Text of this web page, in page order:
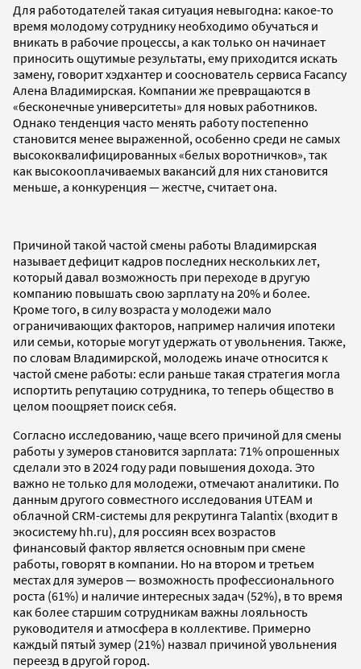
Для работодателей такая ситуация невыгодна: какое-то
время молодому сотруднику необходимо обучаться и
вникать в рабочие процессы, а как только он начинает
приносить ощутимые результаты, ему приходится искать
замену, говорит хэдхантер и сооснователь сервиса Facancy
Алена Владимирская. Компании же превращаются в
«бесконечные университеты» для новых работников.
Однако тенденция часто менять работу постепенно
становится менее выраженной, особенно среди не самых
высококвалифицированных «белых воротничков», так
как высокооплачиваемых вакансий для них становится
меньше, а конкуренция — жестче, считает она.
Причиной такой частой смены работы Владимирская
называет дефицит кадров последних нескольких лет,
который давал возможность при переходе в другую
компанию повышать свою зарплату на 20% и более.
Кроме того, в силу возраста у молодежи мало
ограничивающих факторов, например наличия ипотеки
или семьи, которые могут удержать от увольнения. Также,
по словам Владимирской, молодежь иначе относится к
частой смене работы: если раньше такая стратегия могла
испортить репутацию сотрудника, то теперь общество в
целом поощряет поиск себя.
Согласно исследованию, чаще всего причиной для смены
работы у зумеров становится зарплата: 71% опрошенных
сделали это в 2024 году ради повышения дохода. Это
важно не только для молодежи, отмечают аналитики. По
данным другого совместного исследования UTEAM и
облачной CRM-системы для рекрутинга Talantix (входит в
экосистему hh.ru), для россиян всех возрастов
финансовый фактор является основным при смене
работы, говорят в компании. Но на втором и третьем
местах для зумеров — возможность профессионального
роста (61%) и наличие интересных задач (52%), в то время
как более старшим сотрудникам важны лояльность
руководителя и атмосфера в коллективе. Примерно
каждый пятый зумер (21%) назвал причиной увольнения
переезд в другой город.